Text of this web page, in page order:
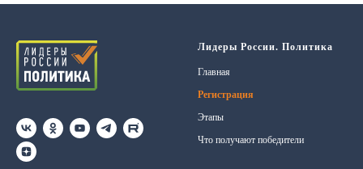
Лидеры России. Политика
Главная
Регистрация
Этапы
Что получают победители